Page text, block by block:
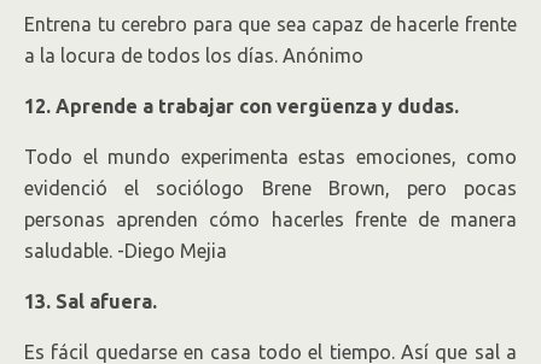
Entrena tu cerebro para que sea capaz de hacerle frente
a la locura de todos los días. Anónimo
12. Aprende a trabajar con vergüenza y dudas.
Todo el mundo experimenta estas emociones, como
evidenció el sociólogo Brene Brown, pero pocas
personas aprenden cómo hacerles frente de manera
saludable. -Diego Mejia
13. Sal afuera.
Es fácil quedarse en casa todo el tiempo. Así que sal a